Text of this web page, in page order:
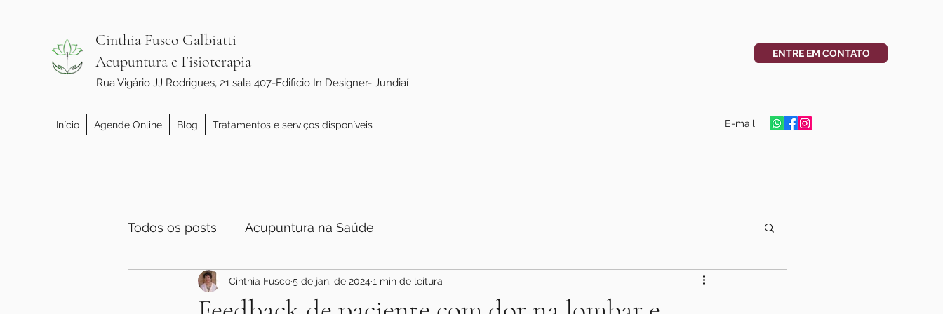
Cinthia Fusco Galbiatti
Acupuntura e Fisioterapia
Rua Vigário JJ Rodrigues, 21 sala 407-Edificio In Designer- Jundiaí
ENTRE EM CONTATO
Início Agende Online Blog Tratamentos e serviços disponíveis E-mail
Todos os posts Acupuntura na Saúde
Cinthia Fusco5 de jan. de 2024 1 min de leitura